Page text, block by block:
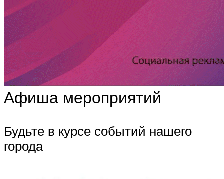
Афиша мероприятий
Будьте в курсе событий нашего
города